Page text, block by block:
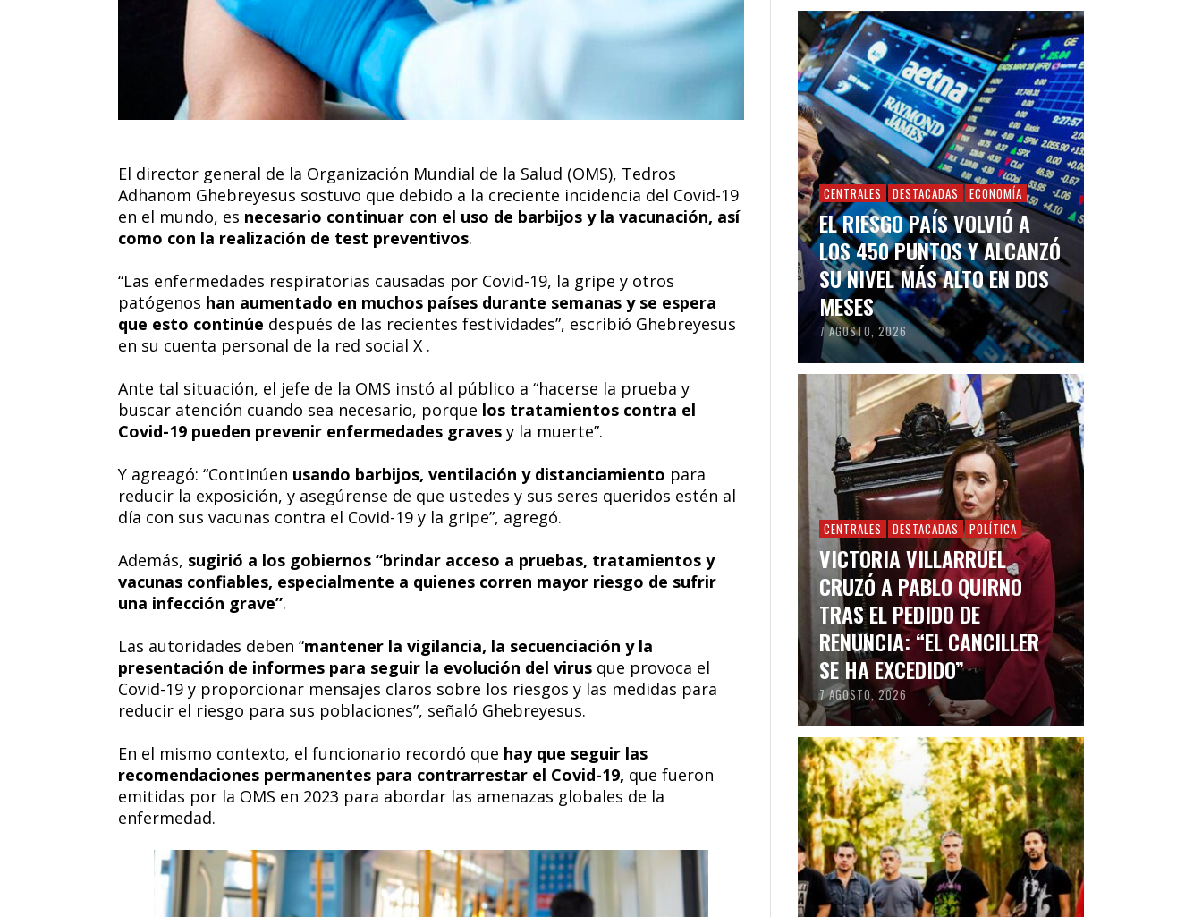
El director general de la Organización Mundial de la Salud (OMS), Tedros
Adhanom Ghebreyesus sostuvo que debido a la creciente incidencia del Covid-19
en el mundo, es necesario continuar con el uso de barbijos y la vacunación, así
como con la realización de test preventivos.
“Las enfermedades respiratorias causadas por Covid-19, la gripe y otros
patógenos han aumentado en muchos países durante semanas y se espera
que esto continúe después de las recientes festividades”, escribió Ghebreyesus
en su cuenta personal de la red social X .
Ante tal situación, el jefe de la OMS instó al público a “hacerse la prueba y
buscar atención cuando sea necesario, porque los tratamientos contra el
Covid-19 pueden prevenir enfermedades graves y la muerte”.
Y agreagó: “Continúen usando barbijos, ventilación y distanciamiento para
reducir la exposición, y asegúrense de que ustedes y sus seres queridos estén al
día con sus vacunas contra el Covid-19 y la gripe”, agregó.
Además, sugirió a los gobiernos “brindar acceso a pruebas, tratamientos y
vacunas confiables, especialmente a quienes corren mayor riesgo de sufrir
una infección grave”.
Las autoridades deben “mantener la vigilancia, la secuenciación y la
presentación de informes para seguir la evolución del virus que provoca el
Covid-19 y proporcionar mensajes claros sobre los riesgos y las medidas para
reducir el riesgo para sus poblaciones”, señaló Ghebreyesus.
En el mismo contexto, el funcionario recordó que hay que seguir las
recomendaciones permanentes para contrarrestar el Covid-19, que fueron
emitidas por la OMS en 2023 para abordar las amenazas globales de la
enfermedad.
CENTRALES DESTACADAS ECONOMÍA
EL RIESGO PAÍS VOLVIÓ A
LOS 450 PUNTOS Y ALCANZÓ
SU NIVEL MÁS ALTO EN DOS
MESES
7 AGOSTO, 2026
CENTRALES DESTACADAS POLÍTICA
VICTORIA VILLARRUEL
CRUZÓ A PABLO QUIRNO
TRAS EL PEDIDO DE
RENUNCIA: “EL CANCILLER
SE HA EXCEDIDO”
7 AGOSTO, 2026